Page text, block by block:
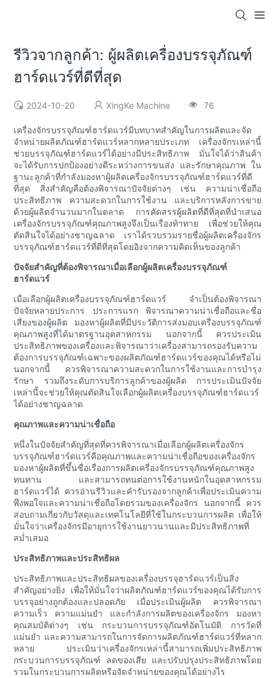
รีวิวจากลูกค้า: ผู้ผลิตเครื่องบรรจุภัณฑ์
ฮาร์ดแวร์ที่ดีที่สุด
2024-10-20 XingKe Machine 76
เครื่องจักรบรรจุภัณฑ์ฮาร์ดแวร์มีบทบาทสำคัญในการผลิตและจัด
จำหน่ายผลิตภัณฑ์ฮาร์ดแวร์หลากหลายประเภท เครื่องจักรเหล่านี้
ช่วยบรรจุภัณฑ์ฮาร์ดแวร์ได้อย่างมีประสิทธิภาพ มั่นใจได้ว่าสินค้า
จะได้รับการปกป้องอย่างดีระหว่างการขนส่ง และรักษาคุณภาพ ใน
ฐานะลูกค้าที่กำลังมองหาผู้ผลิตเครื่องจักรบรรจุภัณฑ์ฮาร์ดแวร์ที่ดี
ที่สุด สิ่งสำคัญคือต้องพิจารณาปัจจัยต่างๆ เช่น ความน่าเชื่อถือ
ประสิทธิภาพ ความสะดวกในการใช้งาน และบริการหลังการขาย
ด้วยผู้ผลิตจำนวนมากในตลาด การคัดสรรผู้ผลิตที่ดีที่สุดที่นำเสนอ
เครื่องจักรบรรจุภัณฑ์คุณภาพสูงจึงเป็นเรื่องท้าทาย เพื่อช่วยให้คุณ
ตัดสินใจได้อย่างชาญฉลาด เราได้รวบรวมรายชื่อผู้ผลิตเครื่องจักร
บรรจุภัณฑ์ฮาร์ดแวร์ที่ดีที่สุดโดยอิงจากความคิดเห็นของลูกค้า
ปัจจัยสำคัญที่ต้องพิจารณาเมื่อเลือกผู้ผลิตเครื่องบรรจุภัณฑ์
ฮาร์ดแวร์
เมื่อเลือกผู้ผลิตเครื่องบรรจุภัณฑ์ฮาร์ดแวร์ จำเป็นต้องพิจารณา
ปัจจัยหลายประการ ประการแรก พิจารณาความน่าเชื่อถือและชื่อ
เสียงของผู้ผลิต มองหาผู้ผลิตที่มีประวัติการส่งมอบเครื่องบรรจุภัณฑ์
คุณภาพสูงที่ได้มาตรฐานอุตสาหกรรม นอกจากนี้ ควรประเมิน
ประสิทธิภาพของเครื่องและพิจารณาว่าเครื่องสามารถรองรับความ
ต้องการบรรจุภัณฑ์เฉพาะของผลิตภัณฑ์ฮาร์ดแวร์ของคุณได้หรือไม่
นอกจากนี้ ควรพิจารณาความสะดวกในการใช้งานและการบำรุง
รักษา รวมถึงระดับการบริการลูกค้าของผู้ผลิต การประเมินปัจจัย
เหล่านี้จะช่วยให้คุณตัดสินใจเลือกผู้ผลิตเครื่องบรรจุภัณฑ์ฮาร์ดแวร์
ได้อย่างชาญฉลาด
คุณภาพและความน่าเชื่อถือ
หนึ่งในปัจจัยสำคัญที่สุดที่ควรพิจารณาเมื่อเลือกผู้ผลิตเครื่องจักร
บรรจุภัณฑ์ฮาร์ดแวร์คือคุณภาพและความน่าเชื่อถือของเครื่องจักร
มองหาผู้ผลิตที่ขึ้นชื่อเรื่องการผลิตเครื่องจักรบรรจุภัณฑ์คุณภาพสูง
ทนทาน และสามารถทนต่อการใช้งานหนักในอุตสาหกรรม
ฮาร์ดแวร์ได้ ควรอ่านรีวิวและคำรับรองจากลูกค้าเพื่อประเมินความ
พึงพอใจและความน่าเชื่อถือโดยรวมของเครื่องจักร นอกจากนี้ ควร
สอบถามเกี่ยวกับวัสดุและเทคโนโลยีที่ใช้ในกระบวนการผลิต เพื่อให้
มั่นใจว่าเครื่องจักรมีอายุการใช้งานยาวนานและมีประสิทธิภาพที่
สม่ำเสมอ
ประสิทธิภาพและประสิทธิผล
ประสิทธิภาพและประสิทธิผลของเครื่องบรรจุฮาร์ดแวร์เป็นสิ่ง
สำคัญอย่างยิ่ง เพื่อให้มั่นใจว่าผลิตภัณฑ์ฮาร์ดแวร์ของคุณได้รับการ
บรรจุอย่างถูกต้องและปลอดภัย เมื่อประเมินผู้ผลิต ควรพิจารณา
ความเร็ว ความแม่นยำ และกำลังการผลิตของเครื่องจักร มองหา
คุณสมบัติต่างๆ เช่น กระบวนการบรรจุภัณฑ์อัตโนมัติ การวัดที่
แม่นยำ และความสามารถในการจัดการผลิตภัณฑ์ฮาร์ดแวร์ที่หลาก
หลาย ประเมินว่าเครื่องจักรเหล่านี้สามารถเพิ่มประสิทธิภาพ
กระบวนการบรรจุภัณฑ์ ลดของเสีย และปรับปรุงประสิทธิภาพโดย
รวมในกระบวนการผลิตหรือจัดจำหน่ายของคุณได้อย่างไร